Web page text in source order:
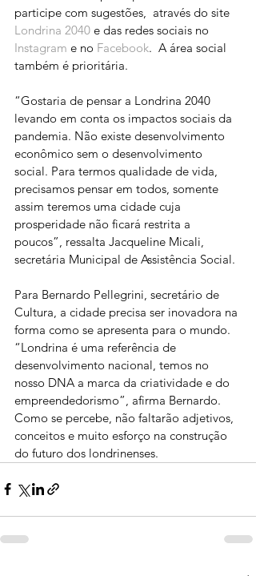
participe com sugestões,  através do site
Londrina 2040 e das redes sociais no
Instagram e no Facebook.  A área social
também é prioritária.
“Gostaria de pensar a Londrina 2040
levando em conta os impactos sociais da
pandemia. Não existe desenvolvimento
econômico sem o desenvolvimento
social. Para termos qualidade de vida,
precisamos pensar em todos, somente
assim teremos uma cidade cuja
prosperidade não ficará restrita a
poucos”, ressalta Jacqueline Micali,
secretária Municipal de Assistência Social.
Para Bernardo Pellegrini, secretário de
Cultura, a cidade precisa ser inovadora na
forma como se apresenta para o mundo.
“Londrina é uma referência de
desenvolvimento nacional, temos no
nosso DNA a marca da criatividade e do
empreendedorismo”, afirma Bernardo.
Como se percebe, não faltarão adjetivos,
conceitos e muito esforço na construção
do futuro dos londrinenses.